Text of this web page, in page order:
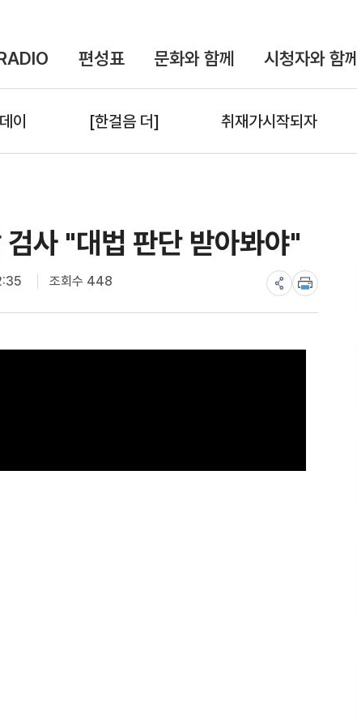
편성표 문화와 함께 시청자와 함
이 [한걸음 더] 취재가시작되자
사 "대법 판단 받아봐야"
조회수 448